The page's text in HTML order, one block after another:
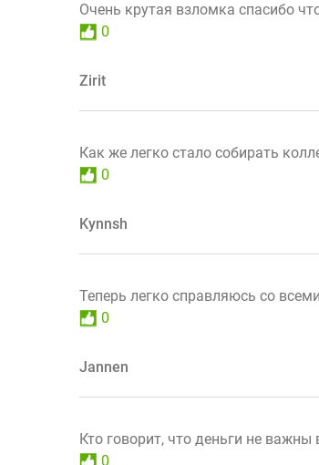
Очень крутая взломка спасибо
0
Zirit
Как же легко стало собирать
0
Kynnsh
Теперь легко справляюсь со
0
Jannen
Кто говорит, что деньги не важны
0